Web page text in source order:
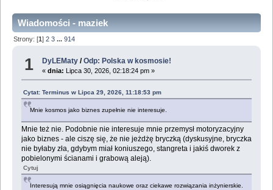
Wiadomości - maziek
Strony: [1]2 3 ...914
1 DyLEMaty /Odp: Polska w kosmosie!
«dnia: Lipca 30, 2026, 02:18:24 pm »
Cytat: Terminus w Lipca 29, 2026, 11:18:53 pm
Mnie kosmos jako biznes zupełnie nie interesuje.
Mnie też nie. Podobnie nie interesuje mnie przemysł motoryzacyjny
jako biznes - ale ciszę się, że nie jeżdżę bryczką (dyskusyjne, bryczka
nie byłaby zła, gdybym miał koniuszego, stangreta i jakiś dworek z
pobielonymi ścianami i grabową aleją).
Cytuj
Interesują mnie osiągnięcia naukowe oraz ciekawe rozwiązania inżynierskie.